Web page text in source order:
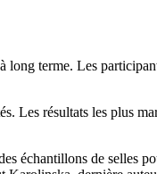
long terme. Les
Les résultats les plus
échantillons de selles